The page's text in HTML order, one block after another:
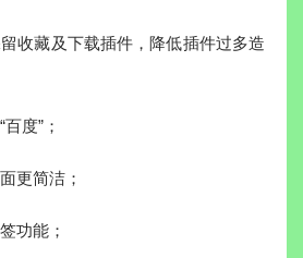
收藏及下载插件，降低插件过多造
度”；
更简洁；
功能；